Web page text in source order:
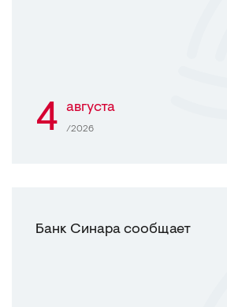
4 августа
/2026
Банк Синара сообщает